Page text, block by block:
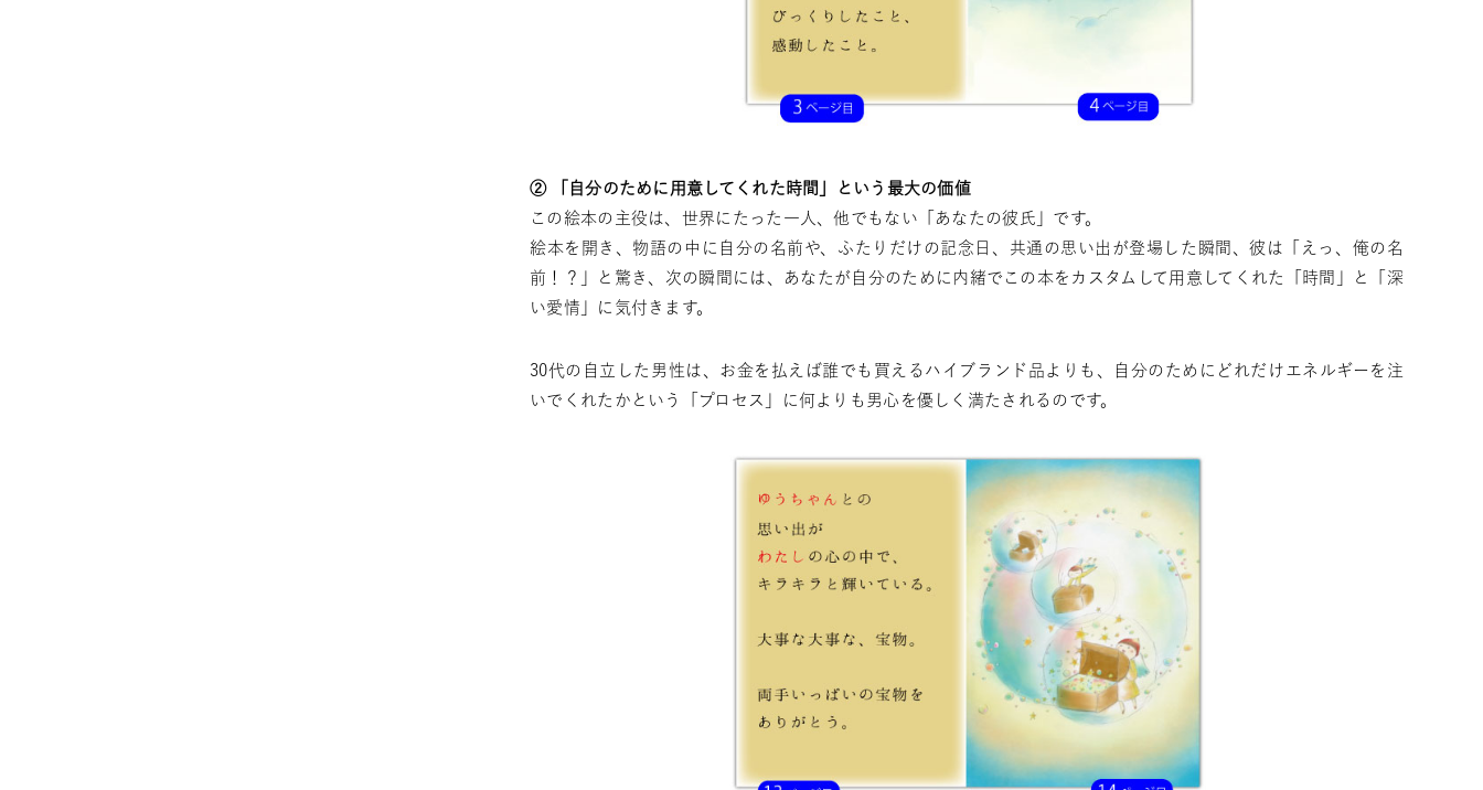
② 「自分のために用意してくれた時間」という最大の価値
この絵本の主役は、世界にたった一人、他でもない「あなたの彼氏」です。
絵本を開き、物語の中に自分の名前や、ふたりだけの記念日、共通の思い出が登場した瞬間、彼は「えっ、俺の名
前！？」と驚き、次の瞬間には、あなたが自分のために内緒でこの本をカスタムして用意してくれた「時間」と「深
い愛情」に気付きます。
30代の自立した男性は、お金を払えば誰でも買えるハイブランド品よりも、自分のためにどれだけエネルギーを注
いでくれたかという「プロセス」に何よりも男心を優しく満たされるのです。